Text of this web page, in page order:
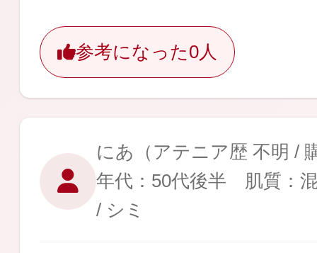
ギフト
よくあるご質問
参考になった0人
にあ （アテニア歴 不明 /
年代：50代後半 肌質：
/ シミ